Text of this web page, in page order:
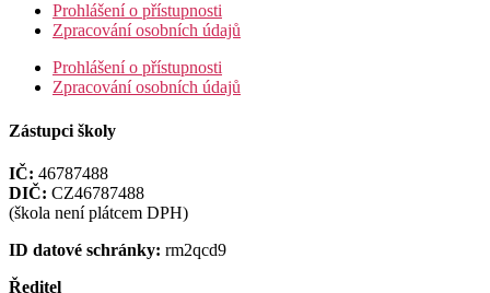
Prohlášení o přístupnosti
Zpracování osobních údajů
Prohlášení o přístupnosti
Zpracování osobních údajů
Zástupci školy
IČ: 46787488
DIČ: CZ46787488
(škola není plátcem DPH)
ID datové schránky: rm2qcd9
Ředitel